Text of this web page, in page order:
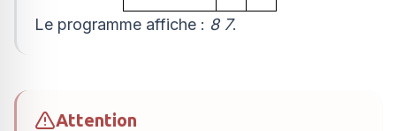
Le programme affiche : 8 7.
Attention